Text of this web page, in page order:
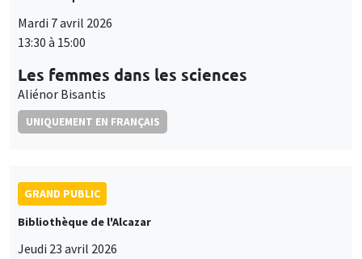
Mardi 7 avril 2026
13:30 à 15:00
Les femmes dans les sciences
Aliénor Bisantis
UNIQUEMENT EN FRANÇAIS
GRAND PUBLIC
Bibliothèque de l'Alcazar
Jeudi 23 avril 2026